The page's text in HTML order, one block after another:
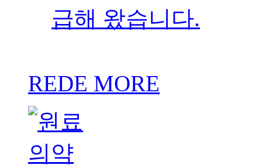
급해 왔습니다.
REDE MORE